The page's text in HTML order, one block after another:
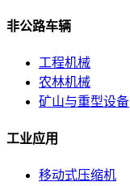
非公路车辆
工程机械
农林机械
矿山与重型设备
工业应用
移动式压缩机